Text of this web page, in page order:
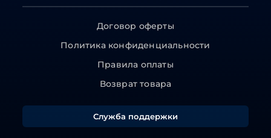
Договор оферты
Политика конфиденциальности
Правила оплаты
Возврат товара
Служба поддержки